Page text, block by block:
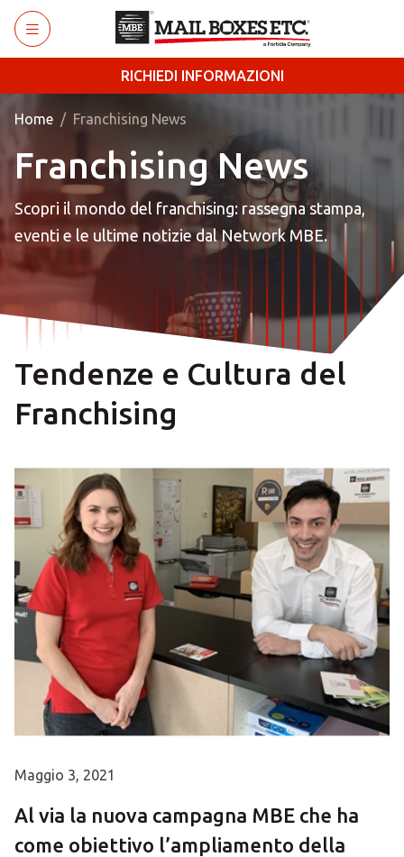
Skip to main content
RICHIEDI INFORMAZIONI
Home Franchising News
Franchising News
Scopri il mondo del franchising: rassegna stampa,
eventi e le ultime notizie dal Network MBE.
Tendenze e Cultura del
Franchising
Maggio 3, 2021
Al via la nuova campagna MBE che ha
come obiettivo l’ampliamento della